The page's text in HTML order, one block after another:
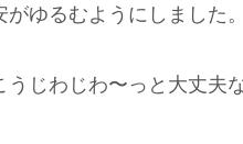
ゆるむようにしました。
じわじわ〜っと大丈夫